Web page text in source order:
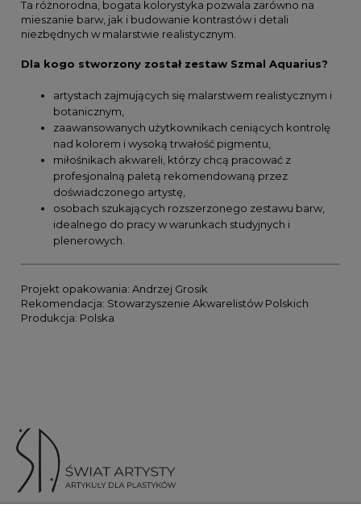
Ta różnorodna, bogata kolorystyka pozwala zarówno na
mieszanie barw, jak i budowanie kontrastów i detali
niezbędnych w malarstwie realistycznym.
Dla kogo stworzony został zestaw Szmal Aquarius?
artystach zajmujących się malarstwem realistycznym i
botanicznym,
zaawansowanych użytkownikach ceniących kontrolę
nad kolorem i wysoką trwałość pigmentu,
miłośnikach akwareli, którzy chcą pracować z
profesjonalną paletą rekomendowaną przez
doświadczonego artystę,
osobach szukających rozszerzonego zestawu barw,
idealnego do pracy w warunkach studyjnych i
plenerowych.
Projekt opakowania: Andrzej Grosik
Rekomendacja: Stowarzyszenie Akwarelistów Polskich
Produkcja: Polska